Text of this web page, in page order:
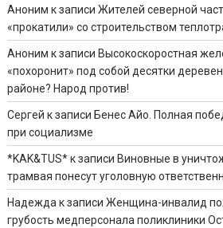
Аноним к записиЖителей северной
«прокатили» со строительством
Аноним к записи Высокоскоростная
«похоронит» под собой десятки
районе? Народ против!
Сергей к записи Бенес Айо. Полная
при социализме
*KAK&TUS*к записи Виновные в
трамвая понесут уголовную
Надежда к записиЖенщина-инвалид
грубость медперсонала поликлиники